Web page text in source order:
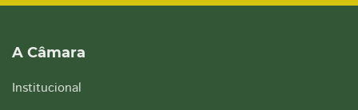
A Câmara
Institucional